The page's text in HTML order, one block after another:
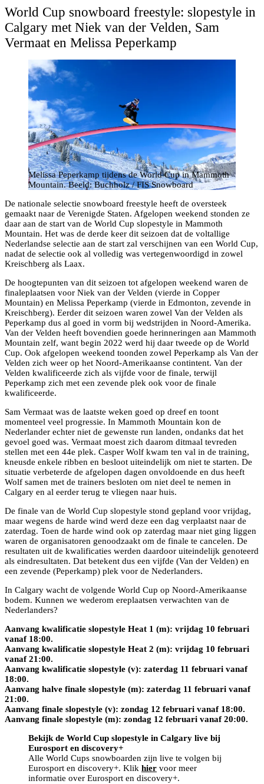
World Cup snowboard freestyle: slopestyle in
Calgary met Niek van der Velden, Sam
Vermaat en Melissa Peperkamp
Melissa Peperkamp tijdens de World Cup in Mammoth
Mountain. Beeld: Buchholz / FIS Snowboard
De nationale selectie snowboard freestyle heeft de oversteek
gemaakt naar de Verenigde Staten. Afgelopen weekend stonden ze
daar aan de start van de World Cup slopestyle in Mammoth
Mountain. Het was de derde keer dit seizoen dat de voltallige
Nederlandse selectie aan de start zal verschijnen van een World Cup,
nadat de selectie ook al volledig was vertegenwoordigd in zowel
Kreischberg als Laax.
De hoogtepunten van dit seizoen tot afgelopen weekend waren de
finaleplaatsen voor Niek van der Velden (vierde in Copper
Mountain) en Melissa Peperkamp (vierde in Edmonton, zevende in
Kreischberg). Eerder dit seizoen waren zowel Van der Velden als
Peperkamp dus al goed in vorm bij wedstrijden in Noord-Amerika.
Van der Velden heeft bovendien goede herinneringen aan Mammoth
Mountain zelf, want begin 2022 werd hij daar tweede op de World
Cup. Ook afgelopen weekend toonden zowel Peperkamp als Van der
Velden zich weer op het Noord-Amerikaanse contintent. Van der
Velden kwalificeerde zich als vijfde voor de finale, terwijl
Peperkamp zich met een zevende plek ook voor de finale
kwalificeerde.
Sam Vermaat was de laatste weken goed op dreef en toont
momenteel veel progressie. In Mammoth Mountain kon de
Nederlander echter niet de gewenste run landen, ondanks dat het
gevoel goed was. Vermaat moest zich daarom ditmaal tevreden
stellen met een 44e plek. Casper Wolf kwam ten val in de training,
kneusde enkele ribben en besloot uiteindelijk om niet te starten. De
situatie verbeterde de afgelopen dagen onvoldoende en dus heeft
Wolf samen met de trainers besloten om niet deel te nemen in
Calgary en al eerder terug te vliegen naar huis.
De finale van de World Cup slopestyle stond gepland voor vrijdag,
maar wegens de harde wind werd deze een dag verplaatst naar de
zaterdag. Toen de harde wind ook op zaterdag maar niet ging liggen
waren de organisatoren genoodzaakt om de finale te cancelen. De
resultaten uit de kwalificaties werden daardoor uiteindelijk genoteerd
als eindresultaten. Dat betekent dus een vijfde (Van der Velden) en
een zevende (Peperkamp) plek voor de Nederlanders.
In Calgary wacht de volgende World Cup op Noord-Amerikaanse
bodem. Kunnen we wederom ereplaatsen verwachten van de
Nederlanders?
Aanvang kwalificatie slopestyle Heat 1 (m): vrijdag 10 februari
vanaf 18:00.
Aanvang kwalificatie slopestyle Heat 2 (m): vrijdag 10 februari
vanaf 21:00.
Aanvang kwalificatie slopestyle (v): zaterdag 11 februari vanaf
18:00.
Aanvang halve finale slopestyle (m): zaterdag 11 februari vanaf
21:00.
Aanvang finale slopestyle (v): zondag 12 februari vanaf 18:00.
Aanvang finale slopestyle (m): zondag 12 februari vanaf 20:00.
Bekijk de World Cup slopestyle in Calgary live bij
Eurosport en discovery+
Alle World Cups snowboarden zijn live te volgen bij
Eurosport en discovery+. Klik hier voor meer
informatie over Eurosport en discovery+.